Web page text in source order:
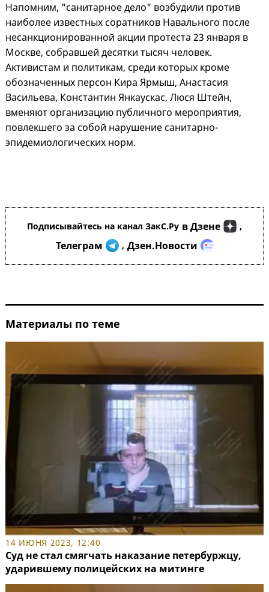
Напомним, "санитарное дело" возбудили против
наиболее известных соратников Навального после
несанкционированной акции протеста 23 января в
Москве, собравшей десятки тысяч человек.
Активистам и политикам, среди которых кроме
обозначенных персон Кира Ярмыш, Анастасия
Васильева, Константин Янкаускас, Люся Штейн,
вменяют организацию публичного мероприятия,
повлекшего за собой нарушение санитарно-
эпидемиологических норм.
Подписывайтесь на канал ЗакС.Ру в Дзене ,
Телеграм , Дзен.Новости
Материалы по теме
14 ИЮНЯ 2023, 12:40
Суд не стал смягчать наказание петербуржцу,
ударившему полицейских на митинге